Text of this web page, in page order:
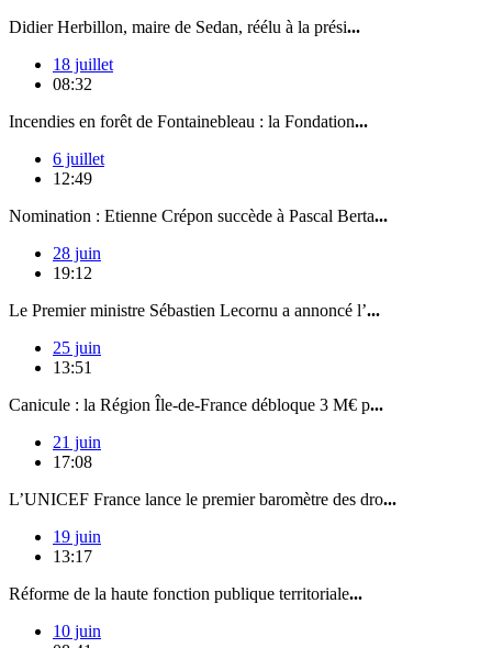
Didier Herbillon, maire de Sedan, réélu à la prési...
18 juillet
08:32
Incendies en forêt de Fontainebleau : la Fondation...
6 juillet
12:49
Nomination : Etienne Crépon succède à Pascal Berta...
28 juin
19:12
Le Premier ministre Sébastien Lecornu a annoncé l’...
25 juin
13:51
Canicule : la Région Île-de-France débloque 3 M€ p...
21 juin
17:08
L’UNICEF France lance le premier baromètre des dro...
19 juin
13:17
Réforme de la haute fonction publique territoriale...
10 juin